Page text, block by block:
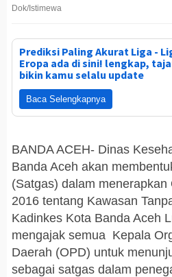
Dok/Istimewa
Prediksi Paling Akurat Liga -
Eropa ada di sini! lengkap,
bikin kamu selalu update
Baca Selengkapnya
BANDA ACEH- Dinas
Banda Aceh akan
(Satgas) dalam menerapkan
2016 tentang Kawasan
Kadinkes Kota Banda Aceh
mengajak semua Kepala
Daerah (OPD) untuk
sebagai satgas dalam